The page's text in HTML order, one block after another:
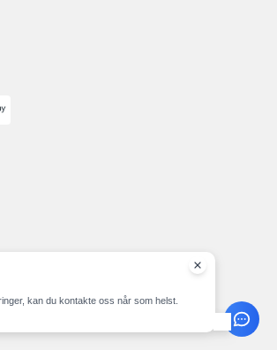
kan du kontakte oss når som helst.